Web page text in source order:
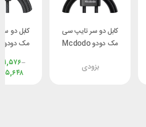
کابل دو سر تایپ سی
مک دودو Mcdodo
توان 100 واتبزودی
کابل دو
وات طول 1.2–